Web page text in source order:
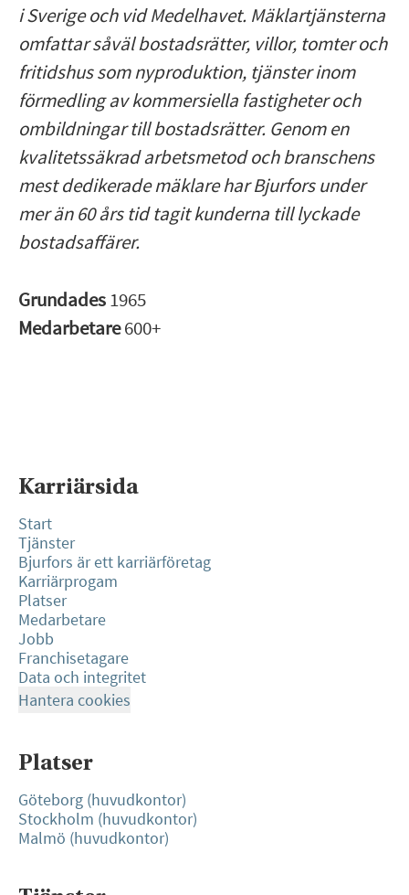
i Sverige och vid Medelhavet. Mäklartjänsterna
omfattar såväl bostadsrätter, villor, tomter och
fritidshus som nyproduktion, tjänster inom
förmedling av kommersiella fastigheter och
ombildningar till bostadsrätter. Genom en
kvalitetssäkrad arbetsmetod och branschens
mest dedikerade mäklare har Bjurfors under
mer än 60 års tid tagit kunderna till lyckade
bostadsaffärer.
Grundades1965
Medarbetare600+
Karriärsida
Start
Tjänster
Bjurfors är ett karriärföretag
Karriärprogam
Platser
Medarbetare
Jobb
Franchisetagare
Data och integritet
Hantera cookies
Platser
Göteborg (huvudkontor)
Stockholm (huvudkontor)
Malmö (huvudkontor)